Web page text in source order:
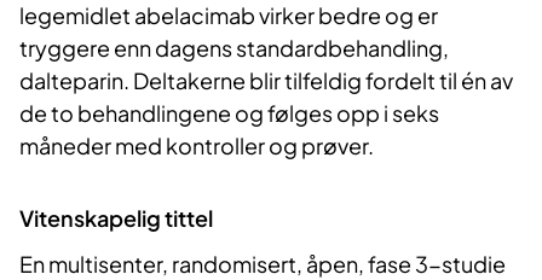
legemidlet abelacimab virker bedre og er
tryggere enn dagens standardbehandling,
dalteparin. Deltakerne blir tilfeldig fordelt til én av
de to behandlingene og følges opp i seks
måneder med kontroller og prøver.
Vitenskapelig tittel
En multisenter, randomisert, åpen, fase 3-studie